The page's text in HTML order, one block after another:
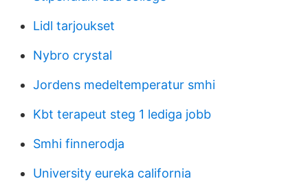
Lidl tarjoukset
Nybro crystal
Jordens medeltemperatur smhi
Kbt terapeut steg 1 lediga jobb
Smhi finnerodja
University eureka california